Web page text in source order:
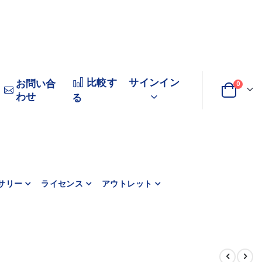
お問い合
わせ
比較す
る
サインイン
変
カート
0
リー ライセンス アウトレット